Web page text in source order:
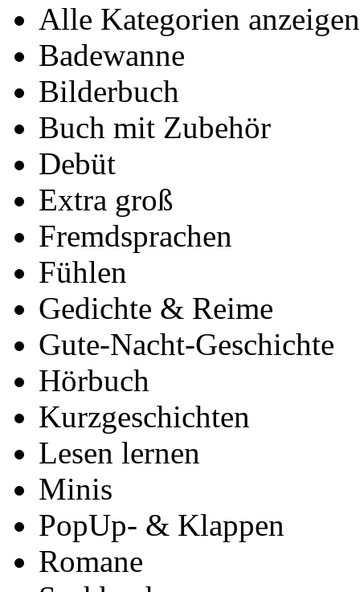
Alle Kategorien anzeigen
Badewanne
Bilderbuch
Buch mit Zubehör
Debüt
Extra groß
Fremdsprachen
Fühlen
Gedichte & Reime
Gute‐Nacht-Geschichte
Hörbuch
Kurzgeschichten
Lesen lernen
Minis
PopUp‐ & Klappen
Romane